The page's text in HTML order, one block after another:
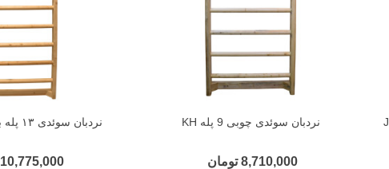
نردبان سوئدی چوبی 9 پله KH
8,710,000 تومان
نردبان سوئدی ۱۳ پله بارفیکس دار KH
10,775,000 تومان